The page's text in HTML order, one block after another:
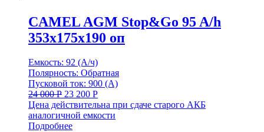
CAMEL AGM Stop&Go 95 A/h
353x175x190 оп
Емкость: 92 (А/ч)
Полярность: Обратная
Пусковой ток: 900 (А)
24 000Р 23 200 Р
Цена действительна при сдаче старого АКБ
аналогичной емкости
Подробнее